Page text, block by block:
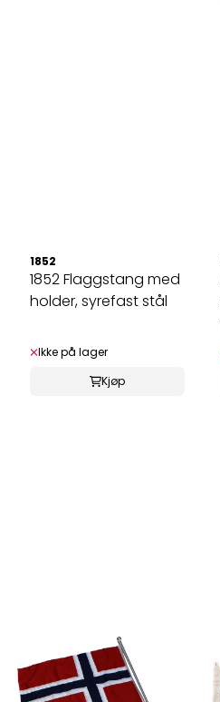
1852
1852 Flaggstang med
holder, syrefast stål
Ikke på lager
Kjøp